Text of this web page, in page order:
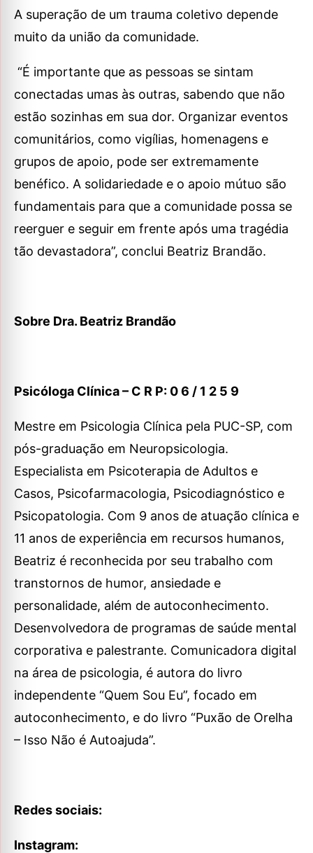
A superação de um trauma coletivo depende
muito da união da comunidade.
“É importante que as pessoas se sintam
conectadas umas às outras, sabendo que não
estão sozinhas em sua dor. Organizar eventos
comunitários, como vigílias, homenagens e
grupos de apoio, pode ser extremamente
benéfico. A solidariedade e o apoio mútuo são
fundamentais para que a comunidade possa se
reerguer e seguir em frente após uma tragédia
tão devastadora”, conclui Beatriz Brandão.
Sobre Dra. Beatriz Brandão
Psicóloga Clínica – C R P: 0 6 / 1 2 5 9
Mestre em Psicologia Clínica pela PUC-SP, com
pós-graduação em Neuropsicologia.
Especialista em Psicoterapia de Adultos e
Casos, Psicofarmacologia, Psicodiagnóstico e
Psicopatologia. Com 9 anos de atuação clínica e
11 anos de experiência em recursos humanos,
Beatriz é reconhecida por seu trabalho com
transtornos de humor, ansiedade e
personalidade, além de autoconhecimento.
Desenvolvedora de programas de saúde mental
corporativa e palestrante. Comunicadora digital
na área de psicologia, é autora do livro
independente “Quem Sou Eu”, focado em
autoconhecimento, e do livro “Puxão de Orelha
– Isso Não é Autoajuda”.
Redes sociais:
Instagram: